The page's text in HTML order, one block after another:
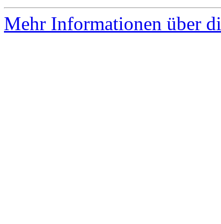
Mehr Informationen über